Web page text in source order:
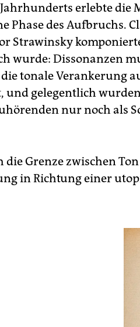
erlebte die
Phase des Aufbruchs.
Strawinsky
wurde: Dissonanzen
tonale Verankerung
gelegentlich
nur noch als
Grenze zwischen
in Richtung einer